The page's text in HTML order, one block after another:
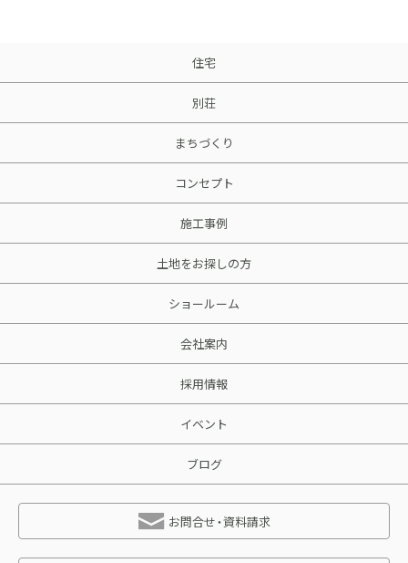
住宅
別荘
まちづくり
コンセプト
施工事例
土地をお探しの方
ショールーム
会社案内
採用情報
イベント
ブログ
お問合せ・資料請求